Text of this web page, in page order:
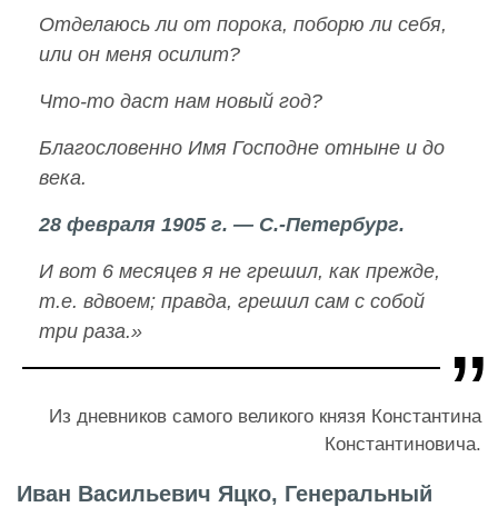
Отделаюсь ли от порока, поборю ли себя,
или он меня осилит?
Что-то даст нам новый год?
Благословенно Имя Господне отныне и до
века.
28 февраля 1905 г. — С.-Петербург.
И вот 6 месяцев я не грешил, как прежде,
т.е. вдвоем; правда, грешил сам с собой
три раза.»
Из дневников самого великого князя Константина
Константиновича.
Иван Васильевич Яцко, Генеральный